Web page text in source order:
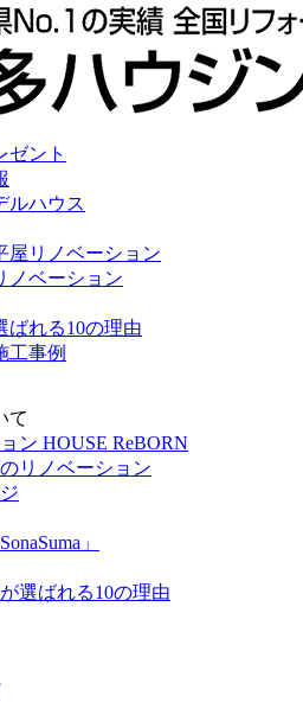
て
ン HOUSE ReBORN
リノベーション
」
選ばれる10の理由